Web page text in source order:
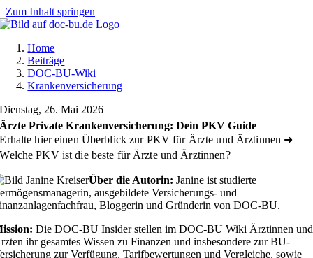
Zum Inhalt springen
Home
Beiträge
DOC-BU-Wiki
Krankenversicherung
Dienstag, 26. Mai 2026
Ärzte Private Krankenversicherung: Dein PKV Guide
Erhalte hier einen Überblick zur PKV für Ärzte und Ärztinnen ➜
Welche PKV ist die beste für Ärzte und Ärztinnen?
Über die Autorin: Janine ist studierte
ausgebildete Versicherungs- und
Bloggerin und Gründerin von DOC-BU.
Die DOC-BU Insider stellen im DOC-BU Wiki Ärztinnen und
ihr gesamtes Wissen zu Finanzen und insbesondere zur BU-
zur Verfügung. Tarifbewertungen und Vergleiche, sowie